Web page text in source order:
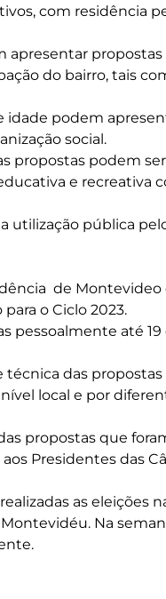
com residência
apresentar
do bairro, tais
idade podem
social.
propostas podem
e recreativa
utilização pública
de
o Ciclo 2023.
pessoalmente até
das propostas
local e por
propostas que
Presidentes das
as eleições
Na